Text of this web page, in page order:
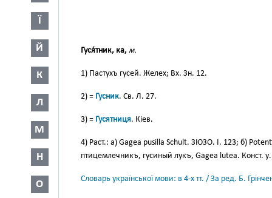
Ї
Й
К
Л
М
Н
О
Гуся́тник, ка, м.
1) Пастухъ гусей. Желех; Вх. Зн. 12.
2) = Гусник. Св. Л. 27.
3) = Гусятниця. Кіев.
4) Раст.: a) Gagea pusilla Schult. ЗЮЗО. І. 123; б)
птицемлечникъ, гусиный лукъ, Gagea lutea. Конст. у.
Словарь української мови: в 4-х тт. / За ред. Б.